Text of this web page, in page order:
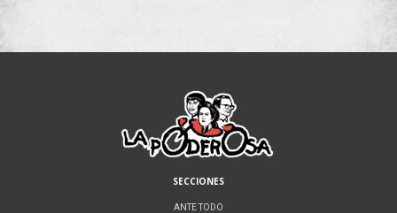
SECCIONES
ANTE TODO